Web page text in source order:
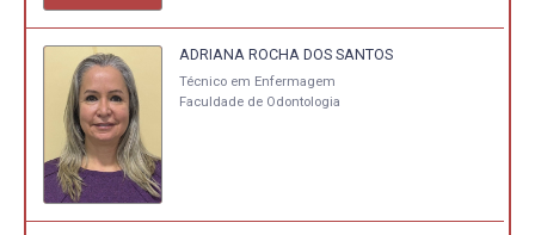
ADRIANA ROCHA DOS SANTOS
Técnico em Enfermagem
Faculdade de Odontologia